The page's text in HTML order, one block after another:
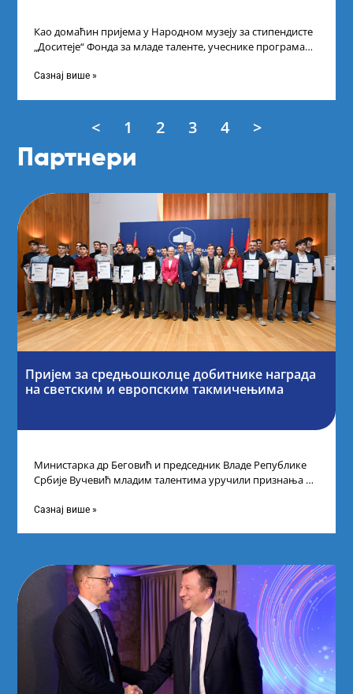
Као домаћин пријема у Народном музеју за стипендисте
„Доситеје“ Фонда за младе таленте, учеснике програма
Сазнај више »
< 1 2 3 4 >
Партнери
Пријем за средњошколце добитнике награда
на светским и европским такмичењима
Министарка др Беговић и председник Владе Републике
Србије Вучевић младим талентима уручили признања У
Сазнај више »